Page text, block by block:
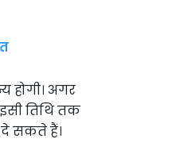
होगी। अगर
तिथि तक
दे सकते हैं।